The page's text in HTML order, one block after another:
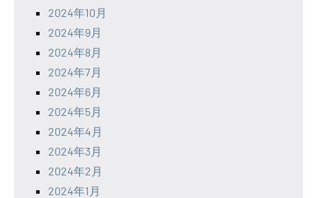
2024年10月
2024年9月
2024年8月
2024年7月
2024年6月
2024年5月
2024年4月
2024年3月
2024年2月
2024年1月